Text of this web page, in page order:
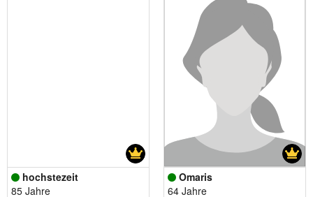
hochstezeit
85 Jahre
Omaris
64 Jahre